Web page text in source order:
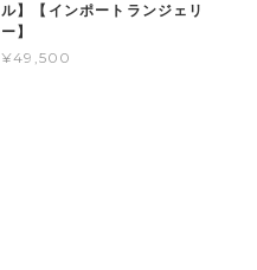
ル】【インポートランジェリ
ー】
¥49,500